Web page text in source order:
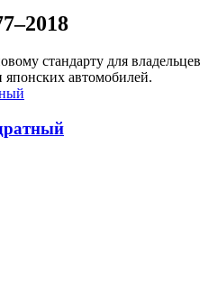
стандарту для владельцев
автомобилей.